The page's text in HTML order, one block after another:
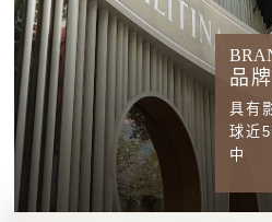
品
具有
球近
中